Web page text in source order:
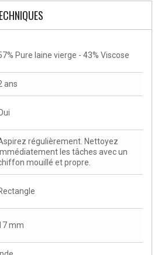
Pure laine vierge - 43% Viscose
ans
régulièrement. Nettoyez
les tâches avec un
mouillé et propre.
mm